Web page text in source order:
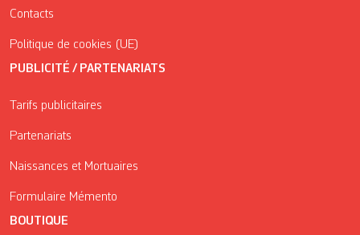
Contacts
Politique de cookies (UE)
PUBLICITÉ / PARTENARIATS
Tarifs publicitaires
Partenariats
Naissances et Mortuaires
Formulaire Mémento
BOUTIQUE